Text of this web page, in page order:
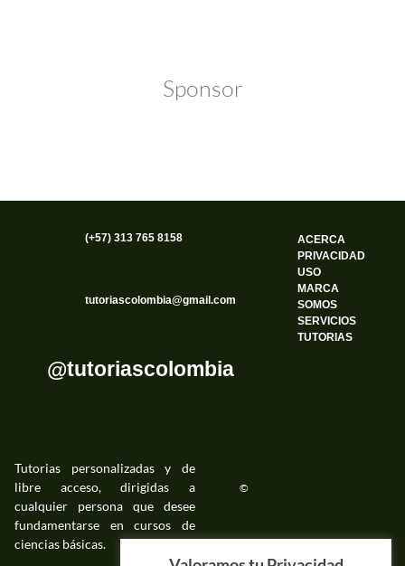
Sponsor
(+57) 313 765 8158
tutoriascolombia@gmail.com
@tutoriascolombia
ACERCA
PRIVACIDAD
USO
MARCA
SOMOS
SERVICIOS
TUTORIAS
Tutorias personalizadas y de
libre acceso, dirigidas a
cualquier persona que desee
fundamentarse en cursos de
ciencias básicas.
©
©